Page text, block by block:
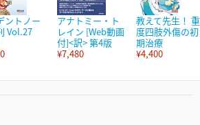
ントノー
Vol.27
アナトミー・ト
レイン [Web動画
付]<訳> 第4版
¥7,480
教えて先生！ 重
度四肢外傷の初
期治療
¥4,400